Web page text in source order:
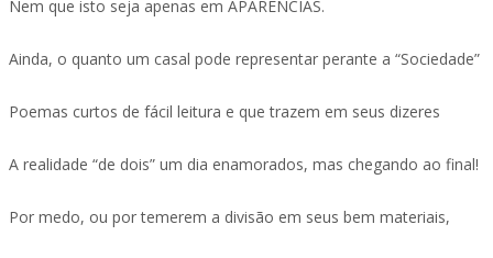
Nem que isto seja apenas em APARÊNCIAS.
Ainda, o quanto um casal pode representar perante a “Sociedade”
Poemas curtos de fácil leitura e que trazem em seus dizeres
A realidade “de dois” um dia enamorados, mas chegando ao final!
Por medo, ou por temerem a divisão em seus bem materiais,